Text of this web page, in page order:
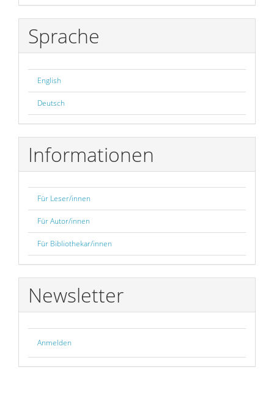
Sprache
English
Deutsch
Informationen
Für Leser/innen
Für Autor/innen
Für Bibliothekar/innen
Newsletter
Anmelden